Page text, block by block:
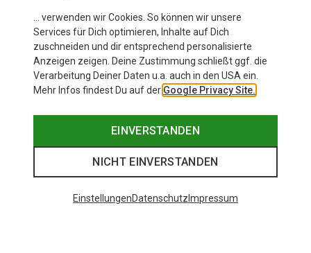
… verwenden wir Cookies. So können wir unsere
Services für Dich optimieren, Inhalte auf Dich
zuschneiden und dir entsprechend personalisierte
Anzeigen zeigen. Deine Zustimmung schließt ggf. die
Verarbeitung Deiner Daten u.a. auch in den USA ein.
Mehr Infos findest Du auf der Google Privacy Site.
EINVERSTANDEN
NICHT EINVERSTANDEN
EinstellungenDatenschutz Impressum